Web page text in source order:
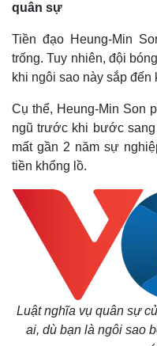
Thế giới
Quan sát
Cuộc sống đó đây
quân sự
Tiền đạo Heung-Min
trống. Tuy nhiên, đội
khi ngôi sao này sắp
Cụ thể, Heung-Min Son
ngũ trước khi bước
mất gần 2 năm sự
tiền khổng lồ.
Luật nghĩa vụ quân sự
ai, dù bạn là ngôi sao